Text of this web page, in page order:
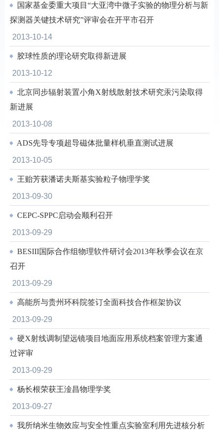
国家基金委重大项目“大亚湾中微子实验的物理分析与新
探测器关键技术研究”评审会在开平市召开
2013-10-14
胶球性质的理论研究取得新进展
2013-10-12
北京同步辐射装置小角X射线散射技术研究汞污染取得
新进展
2013-10-08
ADS先导专项超导磁体批量样机垂直测试进展
2013-10-05
王贻芳获潘诺夫斯基实验粒子物理学奖
2013-09-30
CEPC-SPPC启动会顺利召开
2013-09-29
BESIII国际合作组物理软件研讨会2013年秋季会议在京
召开
2013-09-29
高能所与贵州环科院签订全面科技合作框架协议
2013-09-29
硬X射线调制望远镜项目地面应用系统档案管理方案通
过评审
2013-09-29
杨长根荣获王淦昌物理学奖
2013-09-27
我所纳米生物效应与安全性重点实验室利用先进核分析